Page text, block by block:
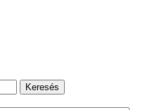
Keresés